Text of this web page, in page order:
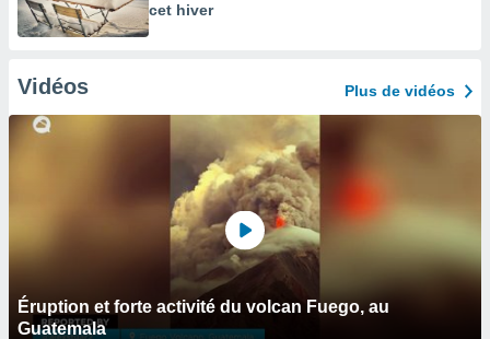
cet hiver
Vidéos Plus de vidéos
Éruption et forte activité du volcan Fuego, au
Guatemala